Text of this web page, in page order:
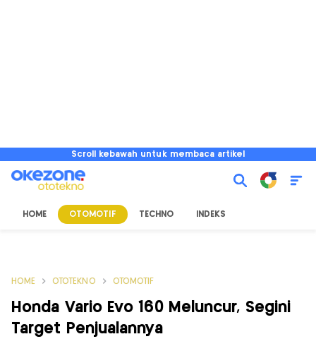
Scroll kebawah untuk membaca artikel
HOME OTOMOTIF TECHNO INDEKS
HOME OTOTEKNO OTOMOTIF
Honda Vario Evo 160 Meluncur, Segini
Target Penjualannya